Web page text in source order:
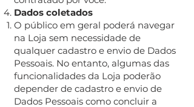
Dados coletados
O público em geral poderá navegar
na Loja sem necessidade de
qualquer cadastro e envio de Dados
Pessoais. No entanto, algumas das
funcionalidades da Loja poderão
depender de cadastro e envio de
Dados Pessoais como concluir a